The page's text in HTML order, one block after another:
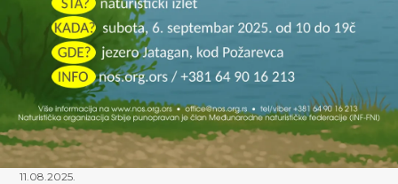
11.08.2025.